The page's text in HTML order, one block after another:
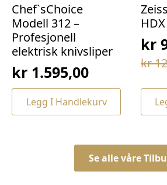
Chef`sChoice
Modell 312 –
Profesjonell
elektrisk knivsliper
kr 1.595,00
Legg I Handlekurv
kr
var:
kr
kr
er:
kr
Se alle våre